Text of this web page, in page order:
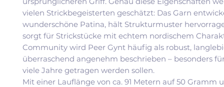
vielen Strickbegeisterten geschätzt: Das Garn
wunderschöne Patina, hält Strukturmuster
sorgt für Strickstücke mit echtem nordischem
Community wird Peer Gynt häufig als robust,
überraschend angenehm beschrieben – besonders
viele Jahre getragen werden sollen.
Mit einer Lauflänge von ca. 91 Metern auf 50 Gramm